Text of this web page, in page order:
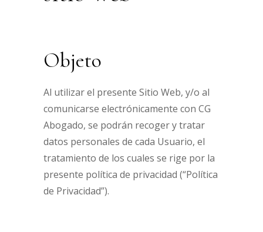
Objeto
Al utilizar el presente Sitio Web, y/o al
comunicarse electrónicamente con CG
Abogado, se podrán recoger y tratar
datos personales de cada Usuario, el
tratamiento de los cuales se rige por la
presente política de privacidad (“Política
de Privacidad”).